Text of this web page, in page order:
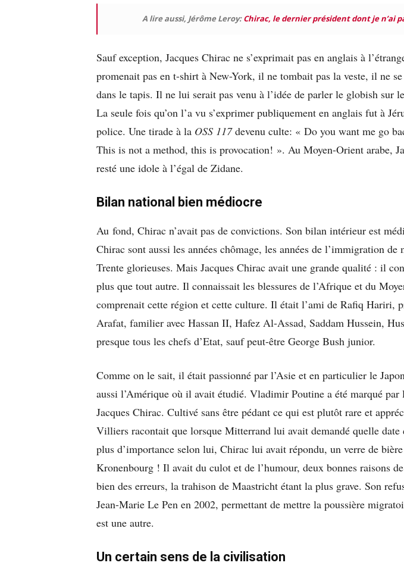
A lire aussi, Jérôme Leroy:Chirac, le dernier président dont je n’ai
Sauf exception, Jacques Chirac ne s’exprimait pas en anglais à
promenait pas en t-shirt à New-York, il ne tombait pas la veste, il ne
dans le tapis. Il ne lui serait pas venu à l’idée de parler le globish sur
La seule fois qu’on l’a vu s’exprimer publiquement en anglais fut à
police. Une tirade à la OSS 117devenu culte: « Do you want me go
This is not a method, this is provocation! ». Au Moyen-Orient arabe,
resté une idole à l’égal de Zidane.
Bilan national bien médiocre
Au fond, Chirac n’avait pas de convictions. Son bilan intérieur est
Chirac sont aussi les années chômage, les années de l’immigration de
Trente glorieuses. Mais Jacques Chirac avait une grande qualité : il
plus que tout autre. Il connaissait les blessures de l’Afrique et du
comprenait cette région et cette culture. Il était l’ami de Rafiq Hariri,
Arafat, familier avec Hassan II, Hafez Al-Assad, Saddam Hussein,
presque tous les chefs d’Etat, sauf peut-être George Bush junior.
Comme on le sait, il était passionné par l’Asie et en particulier le
aussi l’Amérique où il avait étudié. Vladimir Poutine a été marqué par
Jacques Chirac. Cultivé sans être pédant ce qui est plutôt rare et
Villiers racontait que lorsque Mitterrand lui avait demandé quelle date
plus d’importance selon lui, Chirac lui avait répondu, un verre de
Kronenbourg ! Il avait du culot et de l’humour, deux bonnes raisons
bien des erreurs, la trahison de Maastricht étant la plus grave. Son
Jean-Marie Le Pen en 2002, permettant de mettre la poussière
est une autre.
Un certain sens de la civilisation